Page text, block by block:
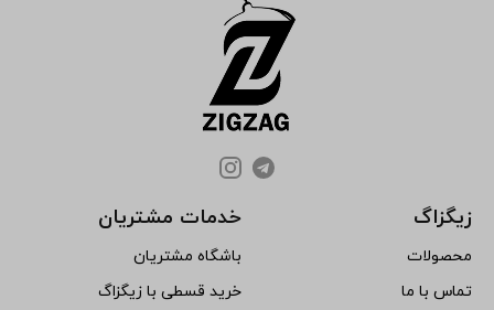
زیگزاگ
محصولات
تماس با ما
خدمات مشتریان
باشگاه مشتریان
خرید قسطی با زیگزاگ